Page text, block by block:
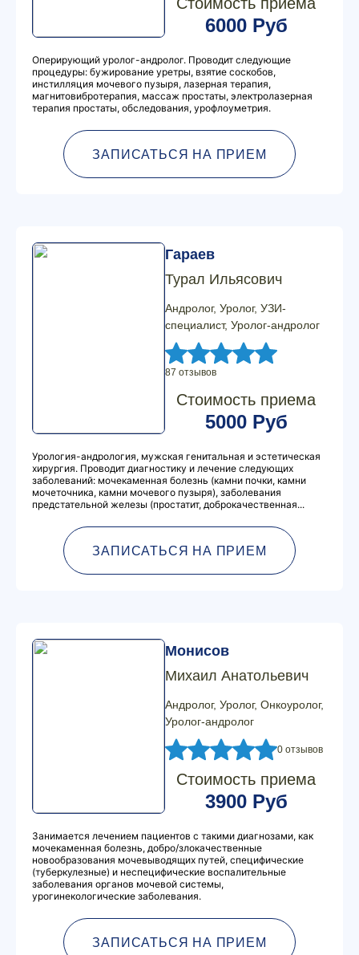
6000 Руб
Оперирующий уролог-андролог. Проводит следующие
процедуры: бужирование уретры, взятие соскобов,
инстилляция мочевого пузыря, лазерная терапия,
магнитовибротерапия, массаж простаты, электролазерная
терапия простаты, обследования, урофлоуметрия.
ЗАПИСАТЬСЯ НА ПРИЕМ
Гараев
Турал Ильясович
Андролог, Уролог, УЗИ-
специалист, Уролог-андролог
87 отзывов
Стоимость приема
5000 Руб
Урология-андрология, мужская генитальная и эстетическая
хирургия. Проводит диагностику и лечение следующих
заболеваний: мочекаменная болезнь (камни почки, камни
мочеточника, камни мочевого пузыря), заболевания
предстательной железы (простатит, доброкачественная...
ЗАПИСАТЬСЯ НА ПРИЕМ
Монисов
Михаил Анатольевич
Андролог, Уролог, Онкоуролог,
Уролог-андролог
0 отзывов
Стоимость приема
3900 Руб
Занимается лечением пациентов с такими диагнозами, как
мочекаменная болезнь, добро/злокачественные
новообразования мочевыводящих путей, специфические
(туберкулезные) и неспецифические воспалительные
заболевания органов мочевой системы,
урогинекологические заболевания.
ЗАПИСАТЬСЯ НА ПРИЕМ